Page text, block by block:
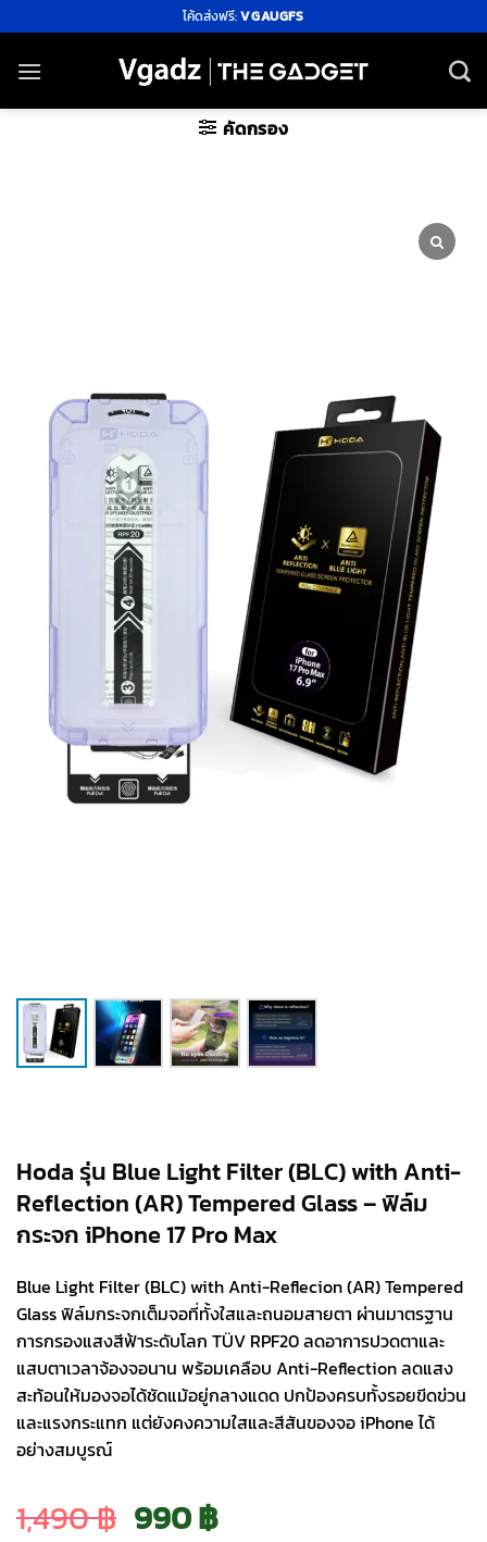
ไป
ยัง
โค้ดส่งฟรี:VGAUGFS
คัดกรอง
Hoda รุ่น Blue Light Filter (BLC) with Anti-
Reflection (AR) Tempered Glass – ฟิล์ม
กระจก iPhone 17 Pro Max
Blue Light Filter (BLC) with Anti-Reflecion (AR) Tempered
Glass ฟิล์มกระจกเต็มจอที่ทั้งใสและถนอมสายตา ผ่านมาตรฐาน
การกรองแสงสีฟ้าระดับโลก TÜV RPF20 ลดอาการปวดตาและ
แสบตาเวลาจ้องจอนาน พร้อมเคลือบ Anti-Reflection ลดแสง
สะท้อนให้มองจอได้ชัดแม้อยู่กลางแดด ปกป้องครบทั้งรอยขีดข่วน
และแรงกระแทก แต่ยังคงความใสและสีสันของจอ iPhone ได้
อย่างสมบูรณ์
1,490฿ Original
990฿Current